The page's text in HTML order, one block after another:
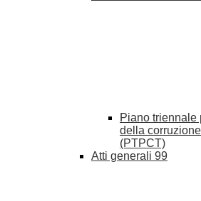
Piano triennale
della
(PTPCT)
Atti generali 99